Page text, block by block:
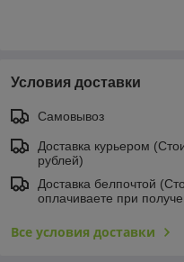
Условия доставки
Самовывоз
Доставка курьером
рублей)
Доставка белпочтой
оплачиваете при
Все условия доставки